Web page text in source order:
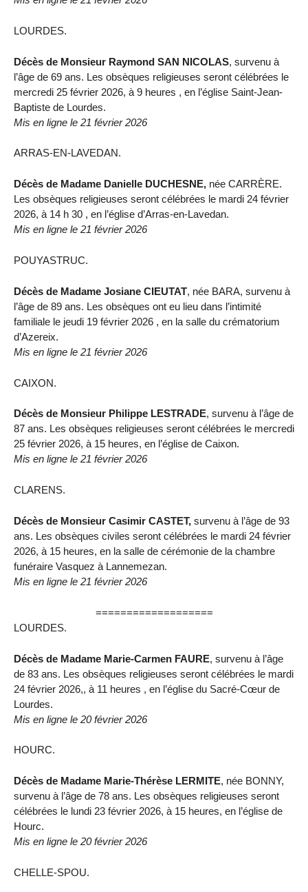
LOURDES.
Décès de Monsieur Raymond SAN NICOLAS, survenu à
l’âge de 69 ans. Les obsèques religieuses seront célébrées le
mercredi 25 février 2026, à 9 heures , en l’église Saint-Jean-
Baptiste de Lourdes.
Mis en ligne le 21 février 2026
ARRAS-EN-LAVEDAN.
Décès de Madame Danielle DUCHESNE, née CARRÈRE.
Les obsèques religieuses seront célébrées le mardi 24 février
2026, à 14 h 30 , en l’église d’Arras-en-Lavedan.
Mis en ligne le 21 février 2026
POUYASTRUC.
Décès de Madame Josiane CIEUTAT, née BARA, survenu à
l’âge de 89 ans. Les obsèques ont eu lieu dans l’intimité
familiale le jeudi 19 février 2026 , en la salle du crématorium
d’Azereix.
Mis en ligne le 21 février 2026
CAIXON.
Décès de Monsieur Philippe LESTRADE, survenu à l’âge de
87 ans. Les obsèques religieuses seront célébrées le mercredi
25 février 2026, à 15 heures, en l’église de Caixon.
Mis en ligne le 21 février 2026
CLARENS.
Décès de Monsieur Casimir CASTET, survenu à l’âge de 93
ans. Les obsèques civiles seront célébrées le mardi 24 février
2026, à 15 heures, en la salle de cérémonie de la chambre
funéraire Vasquez à Lannemezan.
Mis en ligne le 21 février 2026
===================
LOURDES.
Décès de Madame Marie-Carmen FAURE, survenu à l’âge
de 83 ans. Les obsèques religieuses seront célébrées le mardi
24 février 2026,, à 11 heures , en l’église du Sacré-Cœur de
Lourdes.
Mis en ligne le 20 février 2026
HOURC.
Décès de Madame Marie-Thérèse LERMITE, née BONNY,
survenu à l’âge de 78 ans. Les obsèques religieuses seront
célébrées le lundi 23 février 2026, à 15 heures, en l’église de
Hourc.
Mis en ligne le 20 février 2026
CHELLE-SPOU.